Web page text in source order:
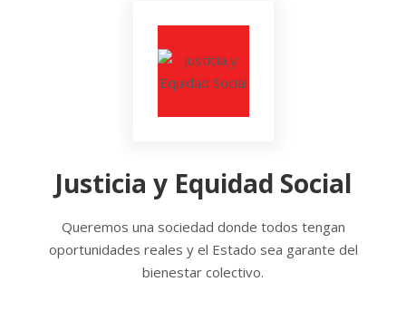
Justicia y Equidad Social
Queremos una sociedad donde todos tengan
oportunidades reales y el Estado sea garante del
bienestar colectivo.